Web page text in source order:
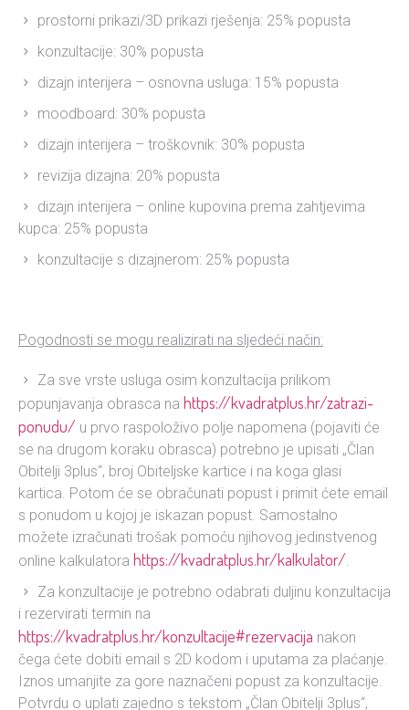
prostorni prikazi/3D prikazi rješenja: 25% popusta
konzultacije: 30% popusta
dizajn interijera – osnovna usluga: 15% popusta
moodboard: 30% popusta
dizajn interijera – troškovnik: 30% popusta
revizija dizajna: 20% popusta
dizajn interijera – online kupovina prema zahtjevima
kupca: 25% popusta
konzultacije s dizajnerom: 25% popusta
Pogodnosti se mogu realizirati na sljedeći način:
Za sve vrste usluga osim konzultacija prilikom
popunjavanja obrasca na https://kvadratplus.hr/zatrazi-
ponudu/ u prvo raspoloživo polje napomena (pojaviti će
se na drugom koraku obrasca) potrebno je upisati „Član
Obitelji 3plus“, broj Obiteljske kartice i na koga glasi
kartica. Potom će se obračunati popust i primit ćete email
s ponudom u kojoj je iskazan popust. Samostalno
možete izračunati trošak pomoću njihovog jedinstvenog
online kalkulatora https://kvadratplus.hr/kalkulator/.
Za konzultacije je potrebno odabrati duljinu konzultacija
i rezervirati termin na
https://kvadratplus.hr/konzultacije#rezervacija nakon
čega ćete dobiti email s 2D kodom i uputama za plaćanje.
Iznos umanjite za gore naznačeni popust za konzultacije.
Potvrdu o uplati zajedno s tekstom „Član Obitelji 3plus“,